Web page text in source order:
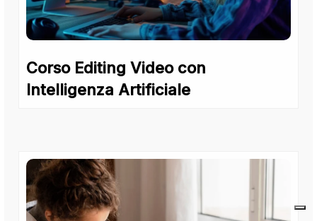
Corso Editing Video con
Intelligenza Artificiale